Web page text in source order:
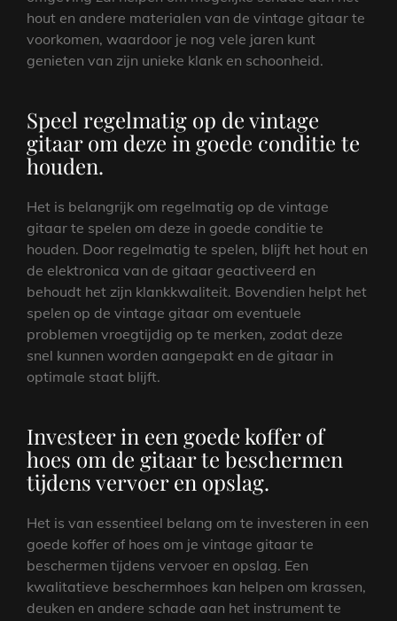
hout en andere materialen van de vintage gitaar te
voorkomen, waardoor je nog vele jaren kunt
genieten van zijn unieke klank en schoonheid.
Speel regelmatig op de vintage
gitaar om deze in goede conditie te
houden.
Het is belangrijk om regelmatig op de vintage
gitaar te spelen om deze in goede conditie te
houden. Door regelmatig te spelen, blijft het hout en
de elektronica van de gitaar geactiveerd en
behoudt het zijn klankkwaliteit. Bovendien helpt het
spelen op de vintage gitaar om eventuele
problemen vroegtijdig op te merken, zodat deze
snel kunnen worden aangepakt en de gitaar in
optimale staat blijft.
Investeer in een goede koffer of
hoes om de gitaar te beschermen
tijdens vervoer en opslag.
Het is van essentieel belang om te investeren in een
goede koffer of hoes om je vintage gitaar te
beschermen tijdens vervoer en opslag. Een
kwalitatieve beschermhoes kan helpen om krassen,
deuken en andere schade aan het instrument te